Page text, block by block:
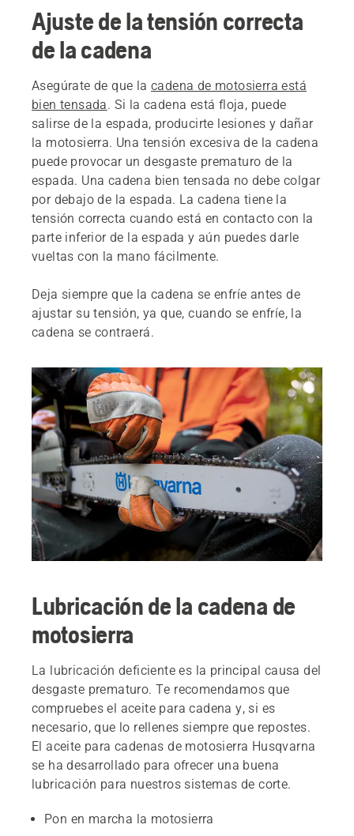
Ajuste de la tensión correcta
de la cadena
Asegúrate de que la cadena de motosierra está
bien tensada. Si la cadena está floja, puede
salirse de la espada, producirte lesiones y dañar
la motosierra. Una tensión excesiva de la cadena
puede provocar un desgaste prematuro de la
espada. Una cadena bien tensada no debe colgar
por debajo de la espada. La cadena tiene la
tensión correcta cuando está en contacto con la
parte inferior de la espada y aún puedes darle
vueltas con la mano fácilmente.
Deja siempre que la cadena se enfríe antes de
ajustar su tensión, ya que, cuando se enfríe, la
cadena se contraerá.
Lubricación de la cadena de
motosierra
La lubricación deficiente es la principal causa del
desgaste prematuro. Te recomendamos que
compruebes el aceite para cadena y, si es
necesario, que lo rellenes siempre que repostes.
El aceite para cadenas de motosierra Husqvarna
se ha desarrollado para ofrecer una buena
lubricación para nuestros sistemas de corte.
Pon en marcha la motosierra